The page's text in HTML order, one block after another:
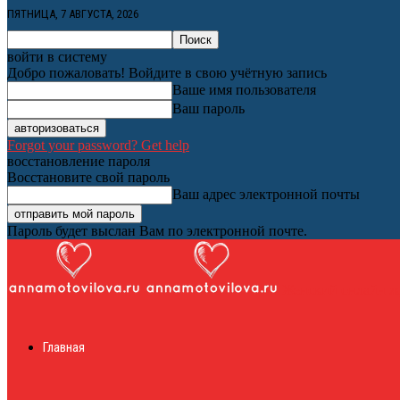
ПЯТНИЦА, 7 АВГУСТА, 2026
войти в систему
Добро пожаловать! Войдите в свою учётную запись
Ваше имя пользователя
Ваш пароль
Forgot your password? Get help
восстановление пароля
Восстановите свой пароль
Ваш адрес электронной почты
Пароль будет выслан Вам по электронной почте.
Главная